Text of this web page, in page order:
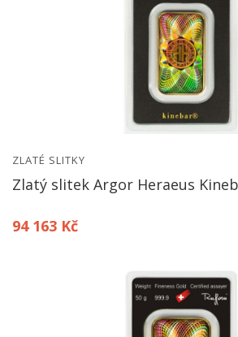
ZLATÉ SLITKY
Zlatý slitek Argor Heraeus
94 163 Kč